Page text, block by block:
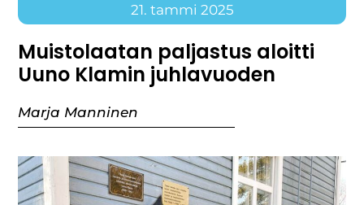
21. tammi 2025
Muistolaatan paljastus aloitti
Uuno Klamin juhlavuoden
Marja Manninen